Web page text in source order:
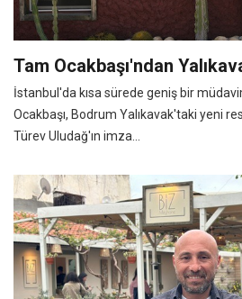
Tam Ocakbaşı'ndan
İstanbul'da kısa sürede geniş bir
Ocakbaşı, Bodrum Yalıkavak'taki yeni
Türev Uludağ'ın imza...